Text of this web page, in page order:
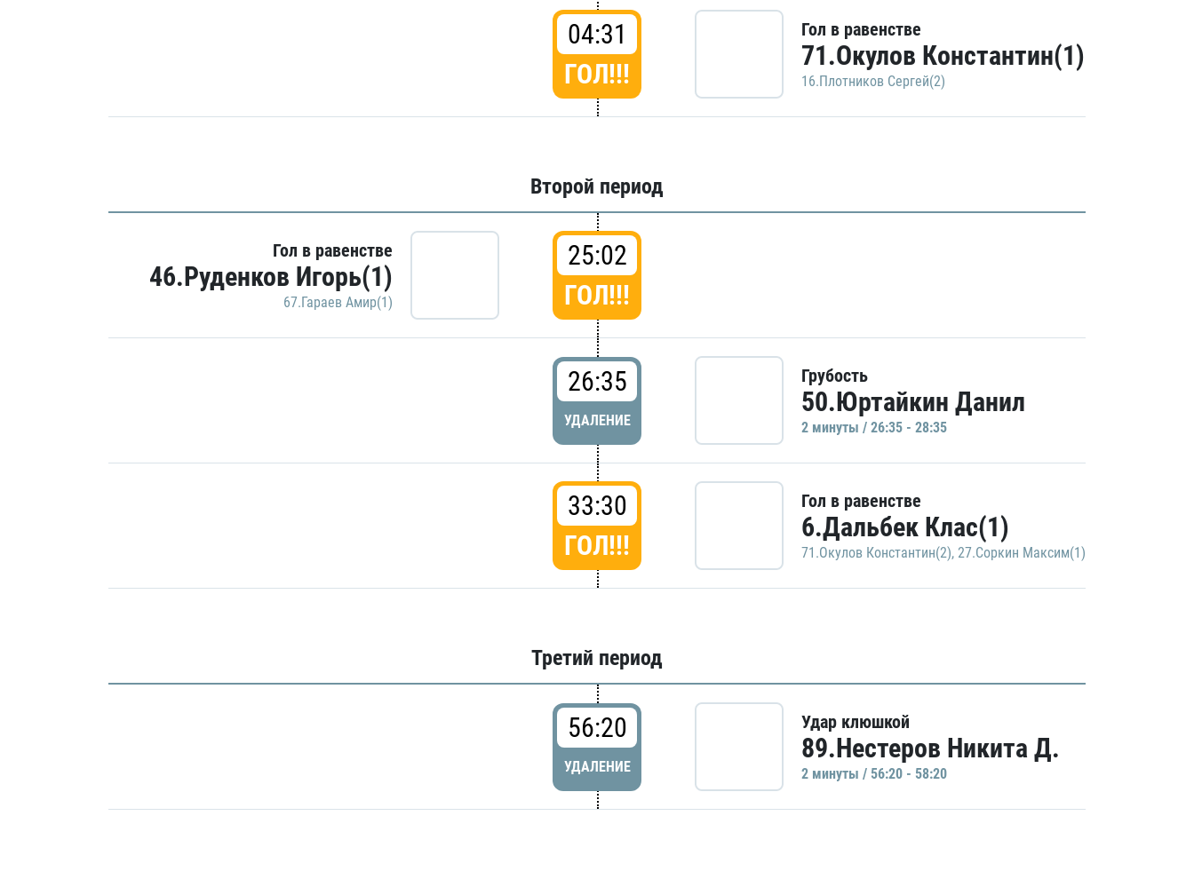
04:31
ГОЛ!!!
Гол в равенстве
71.Окулов Константин(1)
16.Плотников Сергей(2)
Второй период
Гол в равенстве
46.Руденков Игорь(1)
67.Гараев Амир(1)
25:02
ГОЛ!!!
26:35
УДАЛЕНИЕ
Грубость
50.Юртайкин Данил
2 минуты / 26:35 - 28:35
33:30
ГОЛ!!!
Гол в равенстве
6.Дальбек Клас(1)
71.Окулов Константин(2), 27.Соркин Максим(1)
Третий период
56:20
УДАЛЕНИЕ
Удар клюшкой
89.Нестеров Никита Д.
2 минуты / 56:20 - 58:20